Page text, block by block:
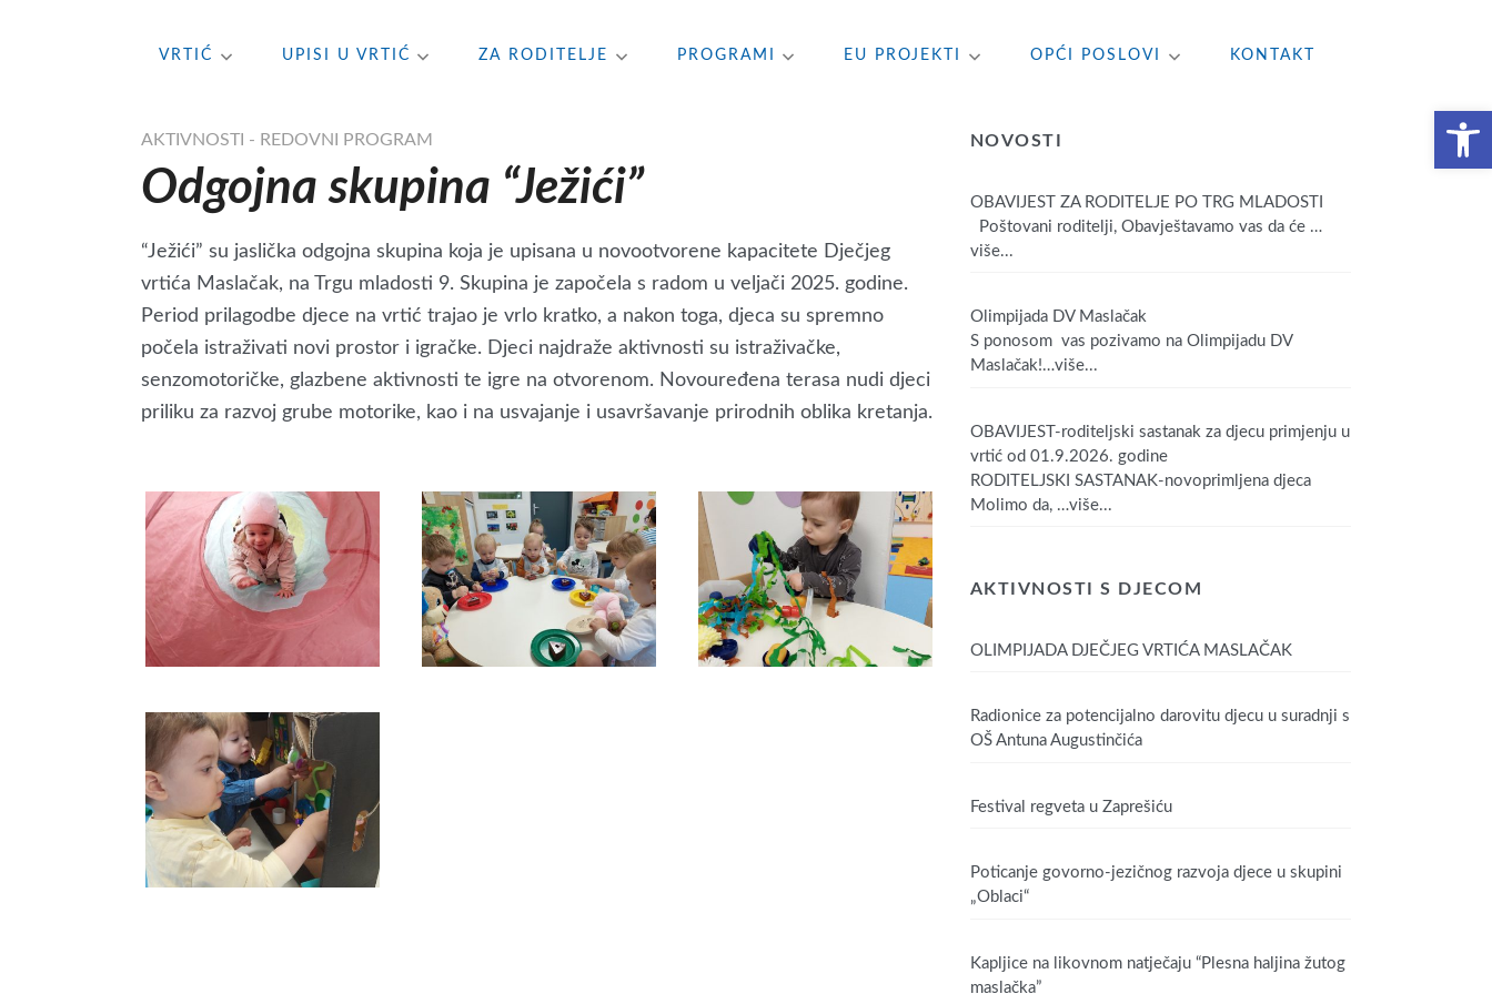
Open toolbar
VRTIĆ UPISI U VRTIĆ ZA RODITELJE PROGRAMI EU PROJEKTI OPĆI POSLOVI KONTAKT
AKTIVNOSTI - REDOVNI PROGRAM
Odgojna skupina “Ježići”
“Ježići” su jaslička odgojna skupina koja je upisana u novootvorene kapacitete Dječjeg
vrtića Maslačak, na Trgu mladosti 9. Skupina je započela s radom u veljači 2025. godine.
Period prilagodbe djece na vrtić trajao je vrlo kratko, a nakon toga, djeca su spremno
počela istraživati novi prostor i igračke. Djeci najdraže aktivnosti su istraživačke,
senzomotoričke, glazbene aktivnosti te igre na otvorenom. Novouređena terasa nudi djeci
priliku za razvoj grube motorike, kao i na usvajanje i usavršavanje prirodnih oblika kretanja.
NOVOSTI
OBAVIJEST ZA RODITELJE PO TRG MLADOSTI
Poštovani roditelji, Obavještavamo vas da će …
više...
Olimpijada DV Maslačak
S ponosom vas pozivamo na Olimpijadu DV
Maslačak!…više...
OBAVIJEST-roditeljski sastanak za djecu primjenju u
vrtić od 01.9.2026. godine
RODITELJSKI SASTANAK-novoprimljena djeca
Molimo da, …više...
AKTIVNOSTI S DJECOM
OLIMPIJADA DJEČJEG VRTIĆA MASLAČAK
Radionice za potencijalno darovitu djecu u suradnji s
OŠ Antuna Augustinčića
Festival regveta u Zaprešiću
Poticanje govorno-jezičnog razvoja djece u skupini
„Oblaci“
Kapljice na likovnom natječaju “Plesna haljina žutog
maslačka”